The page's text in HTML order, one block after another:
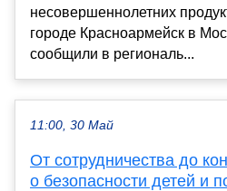
несовершеннолетних
городе Красноармейск в
сообщили в региональ...
11:00, 30 Май
От сотрудничества до
о безопасности детей и